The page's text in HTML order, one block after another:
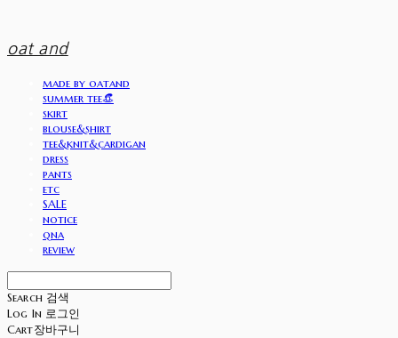
oat and
made by oatand
summer tee👒
skirt
blouse&shirt
tee&knit&cardigan
dress
pants
etc
SALE
notice
qna
review
Search 검색
Log In 로그인
Cart장바구니